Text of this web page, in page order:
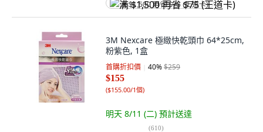
满 $1,500 再省 $75 (王道卡)
3M Nexcare 極緻快乾頭巾 64*25cm,
粉紫色, 1盒
首購折扣價 40%$259
$155
($155.00/1個)
明天 8/11 (二) 預計送達
(610)